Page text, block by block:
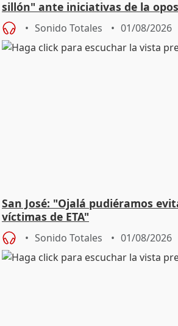
sillón" ante iniciativas de la
Sonido Totales 01/08/2026
San José: "Ojalá pudiéramos
víctimas de ETA"
Sonido Totales 01/08/2026